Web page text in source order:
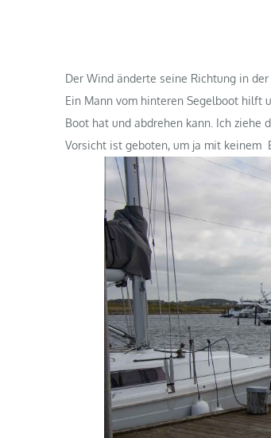
Der Wind änderte seine Richtung in
Ein Mann vom hinteren Segelboot hilft
Boot hat und abdrehen kann. Ich ziehe
Vorsicht ist geboten, um ja mit keinem